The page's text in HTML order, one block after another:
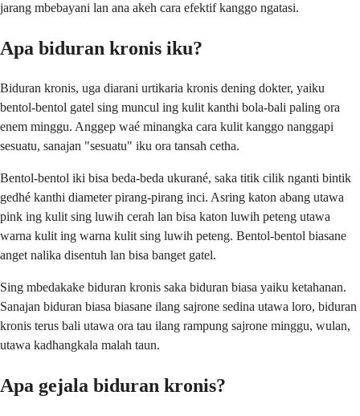
jarang mbebayani lan ana akeh cara efektif kanggo ngatasi.
Apa biduran kronis iku?
Biduran kronis, uga diarani urtikaria kronis dening dokter, yaiku
bentol-bentol gatel sing muncul ing kulit kanthi bola-bali paling ora
enem minggu. Anggep waé minangka cara kulit kanggo nanggapi
sesuatu, sanajan "sesuatu" iku ora tansah cetha.
Bentol-bentol iki bisa beda-beda ukurané, saka titik cilik nganti bintik
gedhé kanthi diameter pirang-pirang inci. Asring katon abang utawa
pink ing kulit sing luwih cerah lan bisa katon luwih peteng utawa
warna kulit ing warna kulit sing luwih peteng. Bentol-bentol biasane
anget nalika disentuh lan bisa banget gatel.
Sing mbedakake biduran kronis saka biduran biasa yaiku ketahanan.
Sanajan biduran biasa biasane ilang sajrone sedina utawa loro, biduran
kronis terus bali utawa ora tau ilang rampung sajrone minggu, wulan,
utawa kadhangkala malah taun.
Apa gejala biduran kronis?